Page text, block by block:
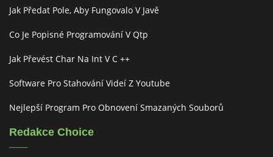
Jak Předat Pole, Aby Fungovalo V Javě
Co Je Popisné Programování V Qtp
Jak Převést Char Na Int V C ++
Software Pro Stahování Videí Z Youtube
Nejlepší Program Pro Obnovení Smazaných Souborů
Redakce Choice